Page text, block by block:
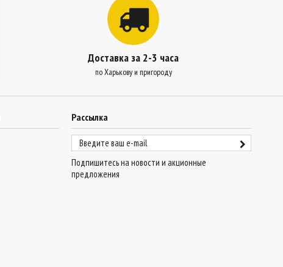
Доставка за 2-3 часа
по Харькову и пригороду
Рассылка
Подпишитесь на новости и акционные
предложения